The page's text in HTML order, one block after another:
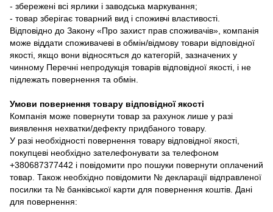
- збережені всі ярлики і заводська маркування;
- товар зберігає товарний вид і споживчі властивості.
Відповідно до Закону «Про захист прав споживачів», компанія
може віддати споживачеві в обмін/відмову товари відповідної
якості, якщо вони відносяться до категорій, зазначених у
чинному Перечні непродукція товарів відповідної якості, і не
підлежать повернення та обмін.
Умови повернення товару відповідної якості
Компанія може повернути товар за рахунок лише у разі
виявлення нехватки/дефекту придбаного товару.
У разі необхідності повернення товару відповідної якості,
покупцеві необхідно зателефонувати за телефоном
+380687377442 і повідомити про пошуки повернути оплачений
товар. Також необхідно повідомити № декларації відправленої
посилки та № банківської карти для повернення коштів. Дані
для повернення: